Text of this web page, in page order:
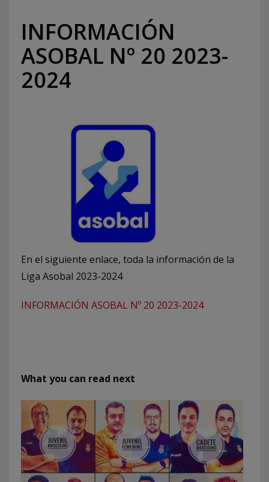
INFORMACIÓN
ASOBAL Nº 20 2023-
2024
En el siguiente enlace, toda la información de la
Liga Asobal 2023-2024
INFORMACIÓN ASOBAL Nº 20 2023-2024
What you can read next